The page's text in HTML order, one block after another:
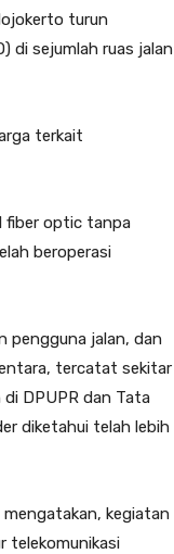
turun
di sejumlah ruas jalan
terkait
fiber optic tanpa
beroperasi
pengguna jalan, dan
tercatat sekitar
DPUPR dan Tata
diketahui telah lebih
kegiatan
telekomunikasi